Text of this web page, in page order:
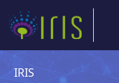
IRIS